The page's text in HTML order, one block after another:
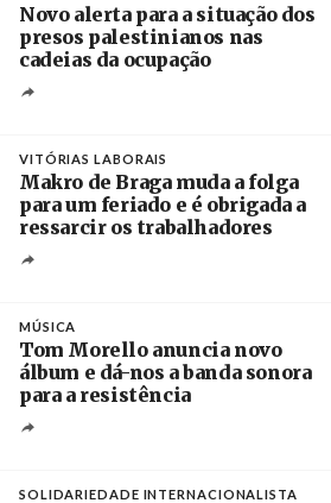
Novo alerta para a situação dos
presos palestinianos nas
cadeias da ocupação
VITÓRIAS LABORAIS
Makro de Braga muda a folga
para um feriado e é obrigada a
ressarcir os trabalhadores
MÚSICA
Tom Morello anuncia novo
álbum e dá-nos a banda sonora
para a resistência
SOLIDARIEDADE INTERNACIONALISTA